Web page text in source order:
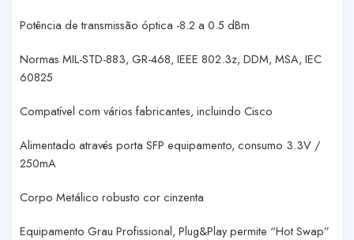
Potência de transmissão óptica -8.2 a 0.5 dBm
Normas MIL-STD-883, GR-468, IEEE 802.3z, DDM, MSA, IEC
60825
Compatível com vários fabricantes, incluindo Cisco
Alimentado através porta SFP equipamento, consumo 3.3V /
250mA
Corpo Metálico robusto cor cinzenta
Equipamento Grau Profissional, Plug&Play permite “Hot Swap”